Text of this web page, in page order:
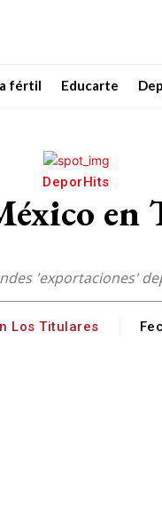
fértil Educarte
DeporHits
'exportaciones'
Los Titulares